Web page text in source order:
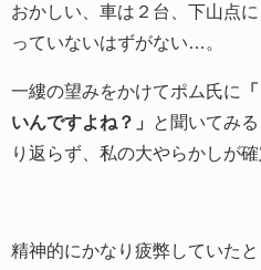
おかしい、車は２台、下山点
っていないはずがない…。
一縷の望みをかけてポム氏に
いんですよね？」
と聞いてみ
り返らず、私の大やらかしが
精神的にかなり疲弊していた